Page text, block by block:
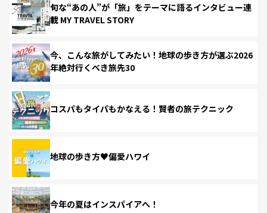
旬な“あの人”が「旅」をテーマに語るインタビュー連
載 MY TRAVEL STORY
今、こんな旅がしてみたい！地球の歩き方が選ぶ2026
年絶対行くべき旅先30
コスパもタイパもかなえる！賢者の旅テクニック
地球の歩き方♥偏愛ハワイ
今年の夏はインスパイアへ！